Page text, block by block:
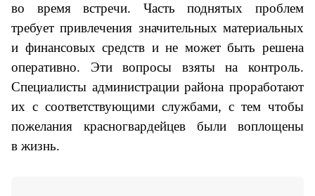
во время встречи. Часть поднятых проблем
требует привлечения значительных материальных
и финансовых средств и не может быть решена
оперативно. Эти вопросы взяты на контроль.
Специалисты администрации района проработают
их с соответствующими службами, с тем чтобы
пожелания красногвардейцев были воплощены
в жизнь.